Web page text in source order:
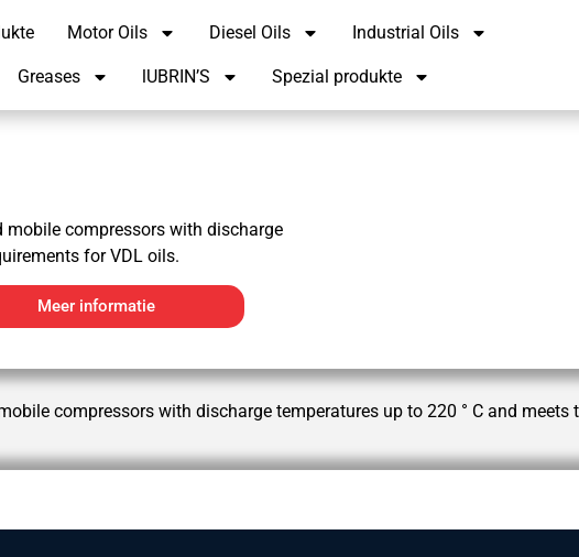
Motor Oils Diesel Oils Industrial Oils
Greases lUBRIN’S Spezial produkte
mobile compressors with discharge
for VDL oils.
Meer informatie
compressors with discharge temperatures up to 220 ° C and meets